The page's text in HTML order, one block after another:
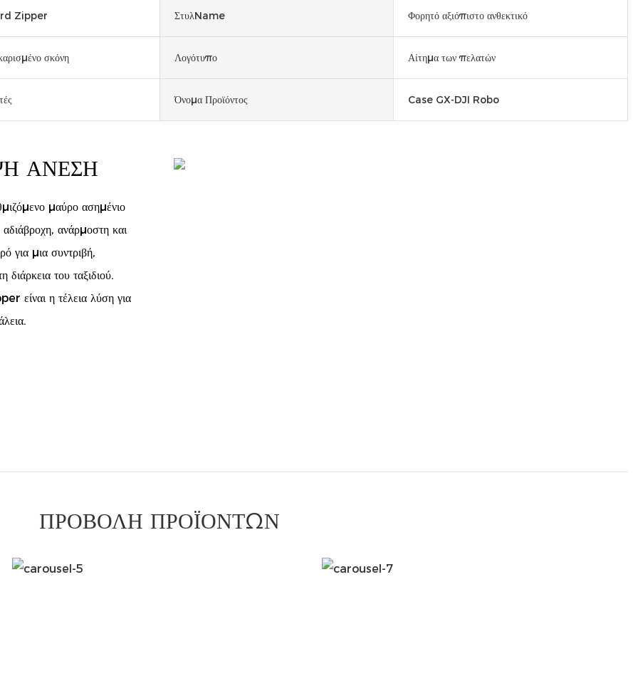
Zipper ΣτυλName Φορητό αξιόπιστο ανθεκτικό
σκόνη Λογότυπο Αίτημα των πελατών
Όνομα Προϊόντος Case GX-DJI Robo
ΆΝΕΣΗ
μαύρο ασημένιο
ανάρμοστη και
για μια συντριβή,
του ταξιδιού.
είναι η τέλεια λύση για
ΠΡΟΒΟΛΉ ΠΡΟΪΌΝΤΩΝ